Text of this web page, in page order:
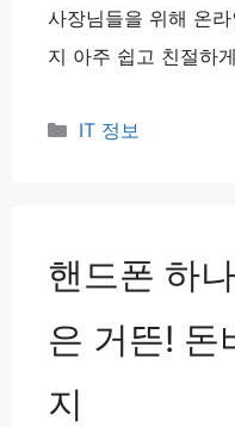
사장님들을 위해 온
지 아주 쉽고 친절하
카
IT 정보
핸드폰 하
은 거뜬! 돈
지